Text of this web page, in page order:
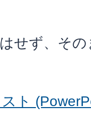
せず、そ
ト